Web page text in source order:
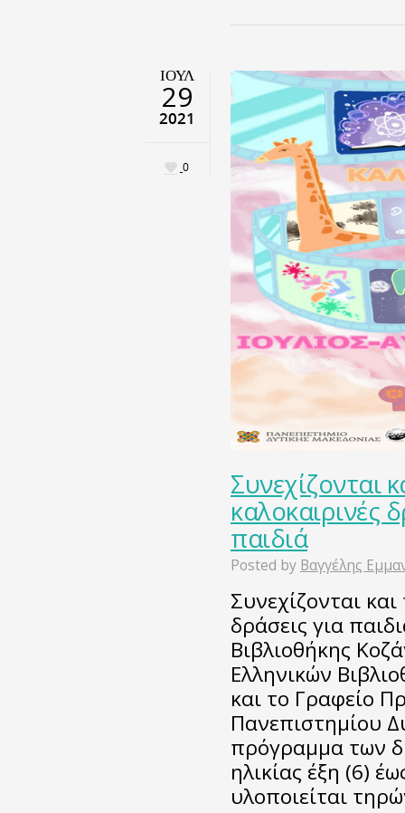
ΙΟΎΛ
29
2021
0
Συνεχίζονται
καλοκαιρινές
παιδιά
Posted by Βαγγέλης
Συνεχίζονται
δράσεις για
Βιβλιοθήκης
Ελληνικών
και το Γραφείο
Πανεπιστημίου
πρόγραμμα των
ηλικίας έξη (6)
υλοποιείται